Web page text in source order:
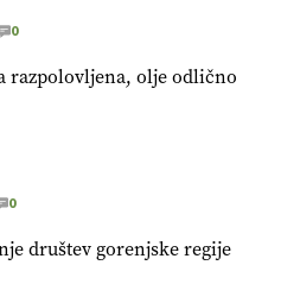
ekološka semena in
#IMCAP #CAP
kmetiji Polone Ratajc je
0
razpolovljena, olje odlično
0
društev gorenjske regije